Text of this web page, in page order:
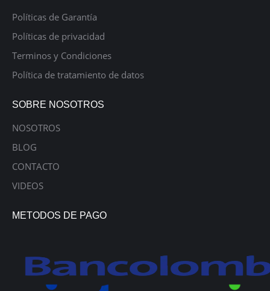
Políticas de Garantía
Políticas de privacidad
Terminos y Condiciones
Política de tratamiento de datos
SOBRE NOSOTROS
NOSOTROS
BLOG
CONTACTO
VIDEOS
METODOS DE PAGO